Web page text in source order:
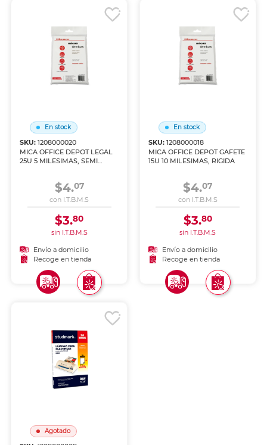
En stock
SKU:1208000020
MICA OFFICE DEPOT LEGAL
25U 5 MILESIMAS, SEMI
$4.07
con I.T.B.M.S
$3.80
sin I.T.B.M.S
Envío a domicilio
Recoge en tienda
En stock
SKU: 1208000018
MICA OFFICE DEPOT GAFETE
15U 10 MILESIMAS, RIGIDA
$4.07
con I.T.B.M.S
$3.80
sin I.T.B.M.S
Envío a domicilio
Recoge en tienda
Agotado